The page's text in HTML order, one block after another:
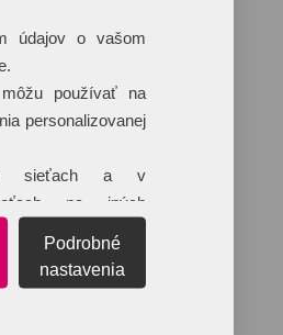
údajov o vašom
používať na
personalizovanej
sieťach a v
na iných
Podrobné
nastavenia